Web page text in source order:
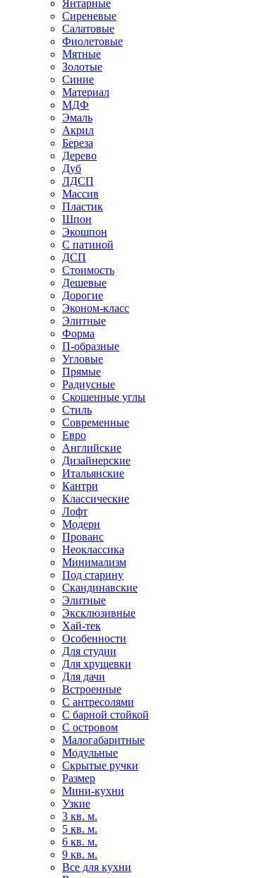
Янтарные
Сиреневые
Салатовые
Фиолетовые
Мятные
Золотые
Синие
Материал
МДФ
Эмаль
Акрил
Береза
Дерево
Дуб
ЛДСП
Массив
Пластик
Шпон
Экошпон
С патиной
ДСП
Стоимость
Дешевые
Дорогие
Эконом-класс
Элитные
Форма
П-образные
Угловые
Прямые
Радиусные
Скошенные углы
Стиль
Современные
Евро
Английские
Дизайнерские
Итальянские
Кантри
Классические
Лофт
Модерн
Прованс
Неоклассика
Минимализм
Под старину
Скандинавские
Элитные
Эксклюзивные
Хай-тек
Особенности
Для студии
Для хрущевки
Для дачи
Встроенные
С антресолями
С барной стойкой
С островом
Малогабаритные
Модульные
Скрытые ручки
Размер
Мини-кухни
Узкие
3 кв. м.
5 кв. м.
6 кв. м.
9 кв. м.
Все для кухни